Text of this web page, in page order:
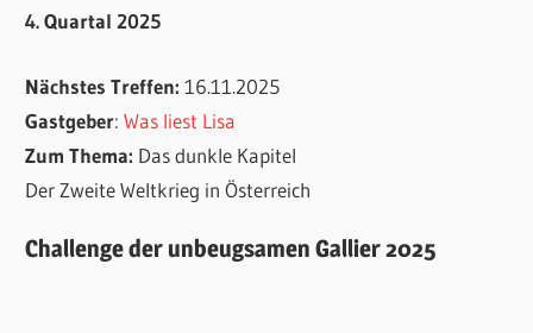
4. Quartal 2025
Nächstes Treffen:16.11.2025
Gastgeber:Was liest Lisa
Zum Thema: Das dunkle Kapitel
Der Zweite Weltkrieg in Österreich
Challenge der unbeugsamen Gallier 2025